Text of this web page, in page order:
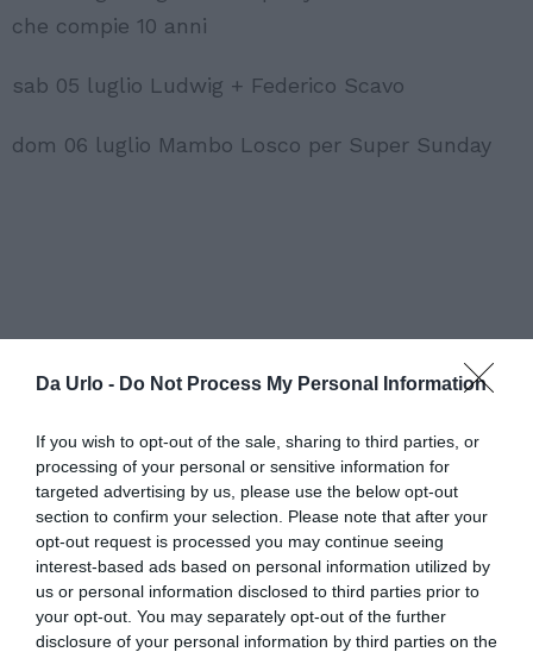
Da Urlo - Do Not Process My Personal Information
If you wish to opt-out of the sale, sharing to third parties, or
processing of your personal or sensitive information for
targeted advertising by us, please use the below opt-out
section to confirm your selection. Please note that after your
opt-out request is processed you may continue seeing
interest-based ads based on personal information utilized by
us or personal information disclosed to third parties prior to
your opt-out. You may separately opt-out of the further
disclosure of your personal information by third parties on the
che compie 10 anni
sab 05 luglio Ludwig + Federico Scavo
dom 06 luglio Mambo Losco per Super Sunday